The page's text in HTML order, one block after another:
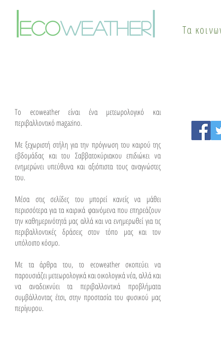
Πότε αλλάζει το σκηνικό
του καιρού
λύσεις
ecoweather| Τα
To ecoweather είναι ένα μετεωρολογικό και
περιβαλλοντικό magazino.
Με ξεχωριστή στήλη για την πρόγνωση του καιρού της
εβδομάδας και του Σαββατοκύριακου επιδιώκει να
ενημερώνει υπεύθυνα και αξιόπιστα τους αναγνώστες
του.
Μέσα στις σελίδες του μπορεί κανείς να μάθει
περισσότερα για τα καιρικά φαινόμενα που επηρεάζουν
την καθημερινότητά μας αλλά και να ενημερωθεί για τις
περιβαλλοντικές δράσεις στον τόπο μας και τον
υπόλοιπο κόσμο.
Με τα άρθρα του, το ecoweather σκοπεύει να
παρουσιάζει μετεωρολογικά και οικολογικά νέα, αλλά και
να αναδεικνύει τα περιβαλλοντικά προβλήματα
συμβάλλοντας έτσι, στην προστασία του φυσικού μας
περίγυρου.